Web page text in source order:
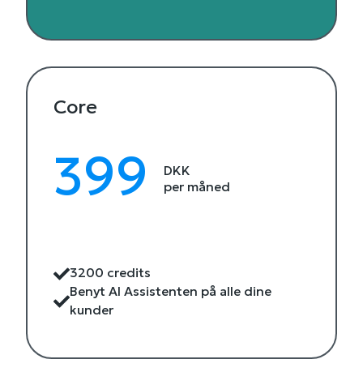
Core
399
DKK
per måned
3200 credits
Benyt AI Assistenten på alle dine
kunder